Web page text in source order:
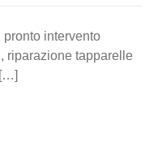
intervento
riparazione tapparelle